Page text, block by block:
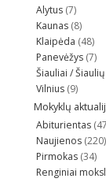
Alytus (7)
Kaunas (8)
Klaipėda (48)
Panevėžys (7)
Šiauliai /
Vilnius (9)
Mokyklų
Abiturientas
Naujienos (220)
Pirmokas (34)
Renginiai